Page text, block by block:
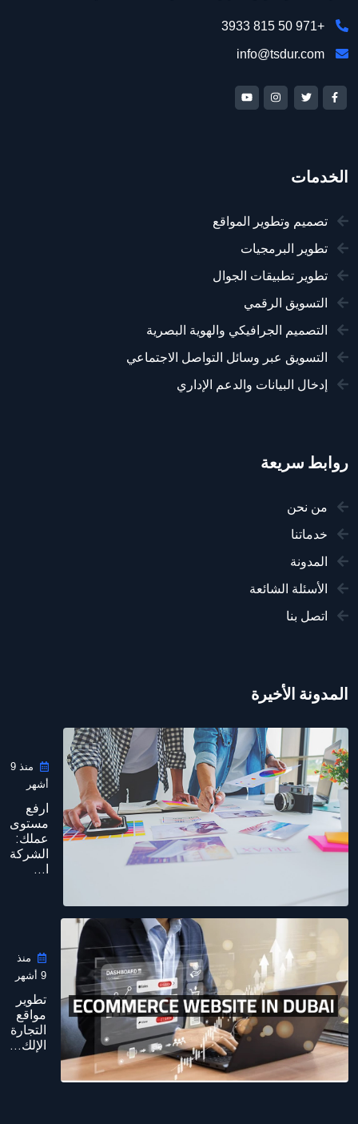
+971 50 815 3933
الخدمات
تصميم وتطوير المواقع
تطوير البرمجيات
تطوير تطبيقات الجوال
التسويق الرقمي
التصميم الجرافيكي والهوية البصرية
التسويق عبر وسائل التواصل الاجتماعي
إدخال البيانات والدعم الإداري
روابط سريعة
من نحن
خدماتنا
المدونة
الأسئلة الشائعة
اتصل بنا
المدونة الأخيرة
منذ 9
أشهر
ارفع
مستوى
عملك:
الشركة
ا...
منذ
9 أشهر
تطوير
مواقع
التجارة
الإلك...